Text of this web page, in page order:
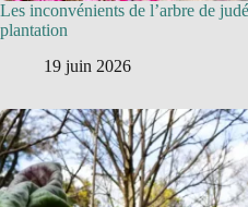
Les inconvénients de l’arbre de
plantation
19 juin 2026